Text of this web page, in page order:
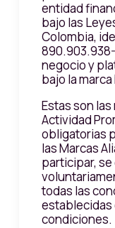
entidad
bajo las
Colombia,
negocio y
bajo la
Estas son
Actividad
obligatorias
las Marcas
participar,
todas las
establecidas
condiciones.